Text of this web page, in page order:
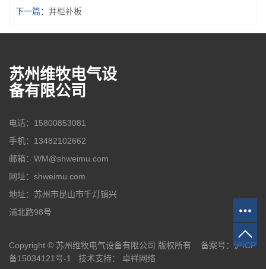
下一篇： 并柜补板
苏州维牧电气设
备有限公司
电话：15800853081
手机：13482102662
邮箱：WM@shweimu.com
网址：shweimu.com
地址：苏州市昆山市千灯镇兴
浦北路98号
Copyright © 苏州维牧电气设备有限公司 版权所有 备案号：沪ICP
备15034121号-1
技术支持： 卓祥网络